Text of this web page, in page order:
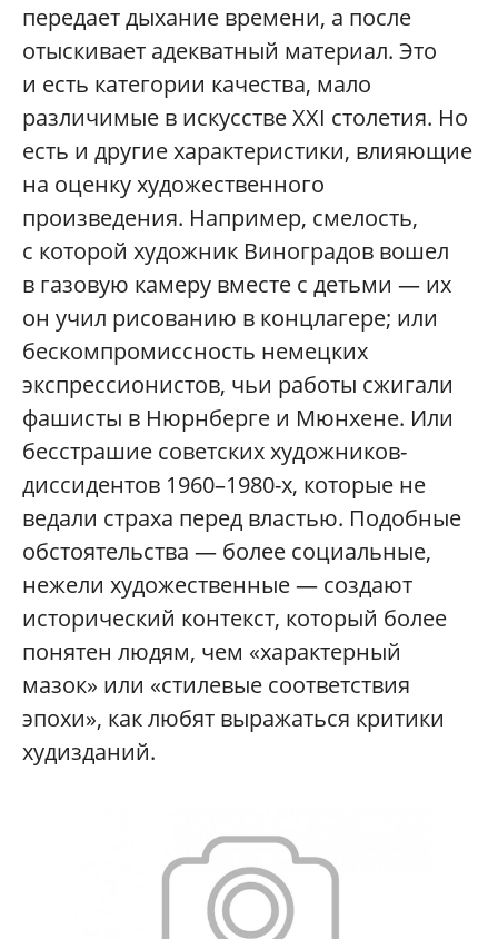
передает дыхание времени, а после
отыскивает адекватный материал. Это
и есть категории качества, мало
различимые в искусстве XXI столетия. Но
есть и другие характеристики, влияющие
на оценку художественного
произведения. Например, смелость,
с которой художник Виноградов вошел
в газовую камеру вместе с детьми — их
он учил рисованию в концлагере; или
бескомпромиссность немецких
экспрессионистов, чьи работы сжигали
фашисты в Нюрнберге и Мюнхене. Или
бесстрашие советских художников-
диссидентов 1960–1980-х, которые не
ведали страха перед властью. Подобные
обстоятельства — более социальные,
нежели художественные — создают
исторический контекст, который более
понятен людям, чем «характерный
мазок» или «стилевые соответствия
эпохи», как любят выражаться критики
худизданий.